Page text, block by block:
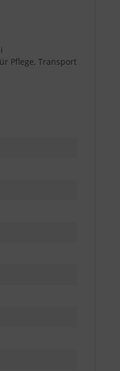
Pflege, Transport